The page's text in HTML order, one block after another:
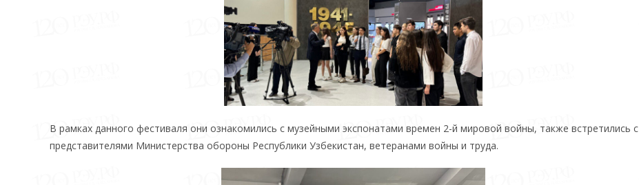
В рамках данного фестиваля они ознакомились с музейными экспонатами времен 2-й мировой войны, также встретились с
представителями Министерства обороны Республики Узбекистан, ветеранами войны и труда.